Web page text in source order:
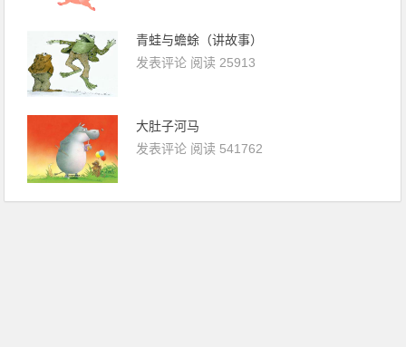
青蛙与蟾蜍（讲故事）
发表评论 阅读 25913
大肚子河马
发表评论 阅读 541762